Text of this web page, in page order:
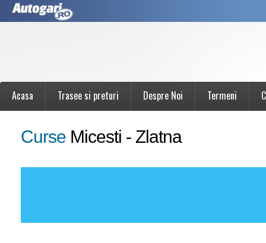
Acasa Trasee si preturi Despre Noi Termeni
Curse Micesti - Zlatna